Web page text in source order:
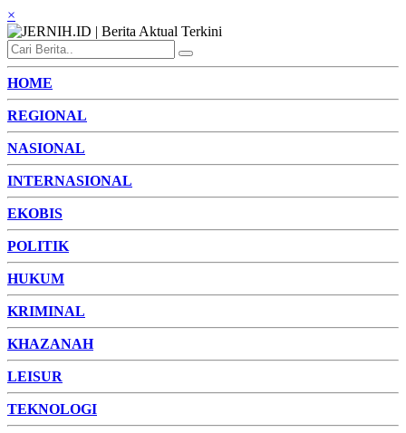
×
HOME
REGIONAL
NASIONAL
INTERNASIONAL
EKOBIS
POLITIK
HUKUM
KRIMINAL
KHAZANAH
LEISUR
TEKNOLOGI